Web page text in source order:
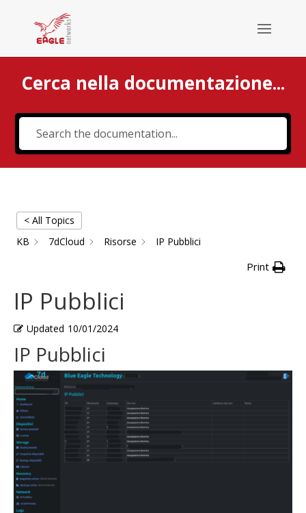
Cerca nella documentazione...
< All Topics
KB
7dCloud Risorse IP Pubblici
Print
IP Pubblici
Updated 10/01/2024
IP Pubblici